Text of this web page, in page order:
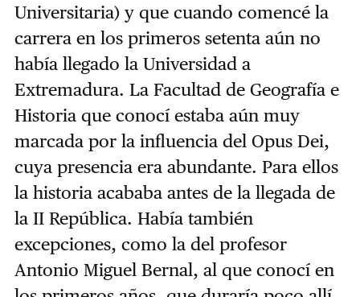
Universitaria) y que cuando comencé la
carrera en los primeros setenta aún no
había llegado la Universidad a
Extremadura. La Facultad de Geografía e
Historia que conocí estaba aún muy
marcada por la influencia del Opus Dei,
cuya presencia era abundante. Para ellos
la historia acababa antes de la llegada de
la II República. Había también
excepciones, como la del profesor
Antonio Miguel Bernal, al que conocí en